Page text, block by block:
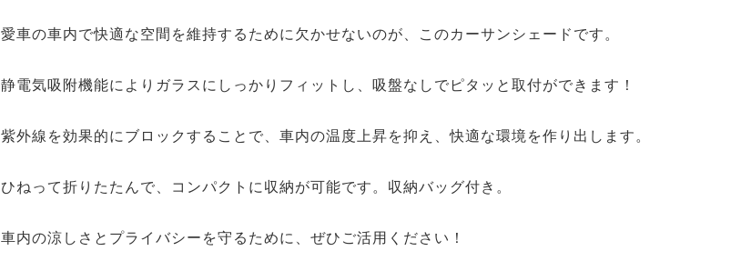
愛車の車内で快適な空間を維持するために欠かせないのが、このカーサンシェードです。
静電気吸附機能によりガラスにしっかりフィットし、吸盤なしでピタッと取付ができます！
紫外線を効果的にブロックすることで、車内の温度上昇を抑え、快適な環境を作り出します。
ひねって折りたたんで、コンパクトに収納が可能です。収納バッグ付き。
車内の涼しさとプライバシーを守るために、ぜひご活用ください！